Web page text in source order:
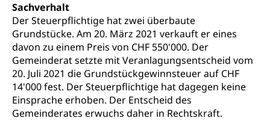
Sachverhalt
Der Steuerpflichtige hat zwei überbaute
Grundstücke. Am 20. März 2021 verkauft er eines
davon zu einem Preis von CHF 550'000. Der
Gemeinderat setzte mit Veranlagungsentscheid vom
20. Juli 2021 die Grundstückgewinnsteuer auf CHF
14'000 fest. Der Steuerpflichtige hat dagegen keine
Einsprache erhoben. Der Entscheid des
Gemeinderates erwuchs daher in Rechtskraft.